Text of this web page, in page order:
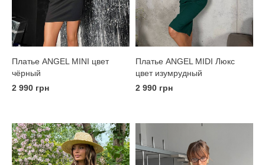
Платье ANGEL MINI цвет
чёрный
2 990 грн
Платье ANGEL MIDI Люкс
цвет изумрудный
2 990 грн